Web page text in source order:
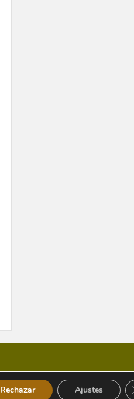
Rechazar Ajustes